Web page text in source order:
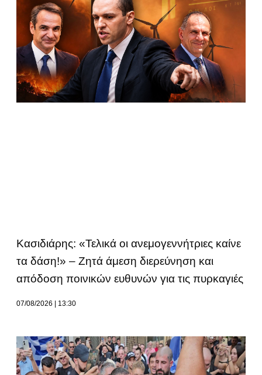
Κασιδιάρης: «Τελικά οι ανεμογεννήτριες καίνε
τα δάση!» – Ζητά άμεση διερεύνηση και
απόδοση ποινικών ευθυνών για τις πυρκαγιές
07/08/2026 13:30